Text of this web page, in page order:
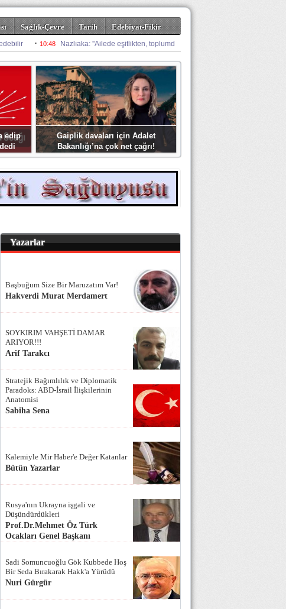
Sağlık-Çevre Tarih
Edebiyat-Fikir
edip
Gaiplik davaları için Adalet
Bakanlığı’na çok net çağrı!
Yazarlar
Başbuğum Size Bir Maruzatım Var!
Hakverdi Murat Merdamert
SOYKIRIM VAHŞETİ DAMAR
ARIYOR!!!
Arif Tarakcı
Stratejik Bağımlılık ve Diplomatik
Paradoks: ABD-İsrail İlişkilerinin
Anatomisi
Sabiha Sena
Kalemiyle Mir Haber'e Değer Katanlar
Bütün Yazarlar
Rusya'nın Ukrayna işgali ve
Düşündürdükleri
Prof.Dr.Mehmet Öz Türk
Ocakları Genel Başkanı
Sadi Somuncuoğlu Gök Kubbede Hoş
Bir Seda Bırakarak Hakk'a Yürüdü
Nuri Gürgür